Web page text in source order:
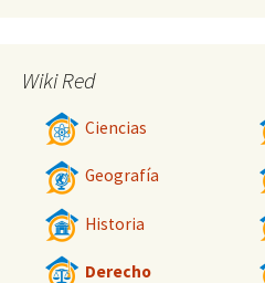
Wiki Red
Ciencias
Geografía
Historia
Derecho